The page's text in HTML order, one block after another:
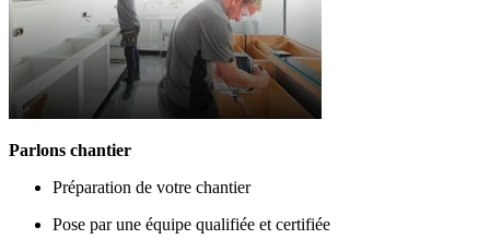
Parlons chantier
Préparation de votre chantier
Pose par une équipe qualifiée et certifiée